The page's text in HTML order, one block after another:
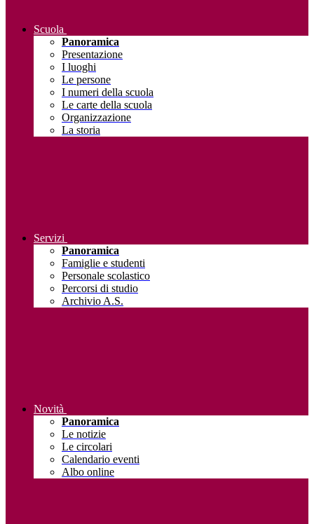
Scuola
Panoramica
Presentazione
I luoghi
Le persone
I numeri della scuola
Le carte della scuola
Organizzazione
La storia
Servizi
Panoramica
Famiglie e studenti
Personale scolastico
Percorsi di studio
Archivio A.S.
Novità
Panoramica
Le notizie
Le circolari
Calendario eventi
Albo online